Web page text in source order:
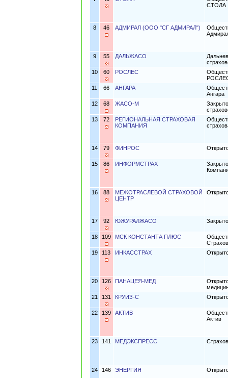
СТОЛА
8 46 АДМИРАЛ (ООО "СГ АДМИРАЛ")
9 55 ДАЛЬЖАСО
10
60 РОСЛЕС
11
66 АНГАРА
Ангара
12
68 ЖАСО-М
13
72
РЕГИОНАЛЬНАЯ СТРАХОВАЯ
КОМПАНИЯ
14 79 ФИНРОС
15 86 ИНФОРМСТРАХ
16 88
МЕЖОТРАСЛЕВОЙ СТРАХОВОЙ
ЦЕНТР
17 92 ЮЖУРАЛЖАСО
18 109 МСК КОНСТАНТА ПЛЮС
19
113 ИНКАССТРАХ
20 126 ПАНАЦЕЯ-МЕД
21
131 КРУИЗ-С
22 139 АКТИВ
Актив
23 141 МЕДЭКСПРЕСС
24 146 ЭНЕРГИЯ